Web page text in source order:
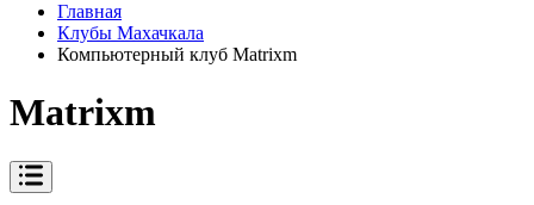
Главная
Клубы Махачкала
Компьютерный клуб Matrixm
Matrixm